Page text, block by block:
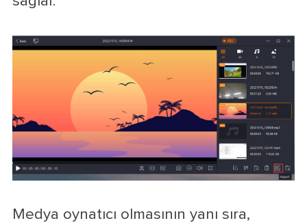
Medya oynatıcı olmasının yanı sıra,